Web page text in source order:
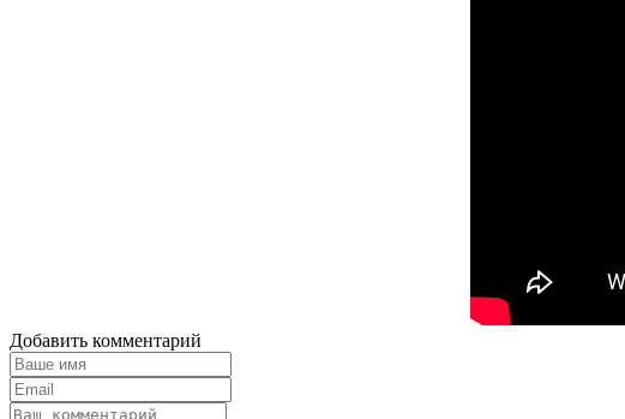
Добавить комментарий